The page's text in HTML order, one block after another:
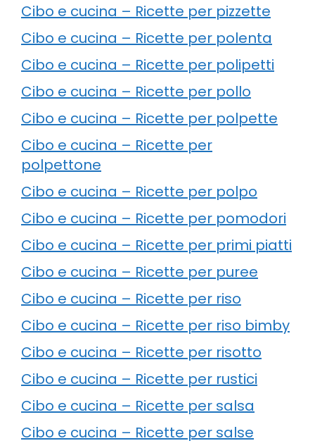
Cibo e cucina – Ricette per pizzette
Cibo e cucina – Ricette per polenta
Cibo e cucina – Ricette per polipetti
Cibo e cucina – Ricette per pollo
Cibo e cucina – Ricette per polpette
Cibo e cucina – Ricette per
polpettone
Cibo e cucina – Ricette per polpo
Cibo e cucina – Ricette per pomodori
Cibo e cucina – Ricette per primi piatti
Cibo e cucina – Ricette per puree
Cibo e cucina – Ricette per riso
Cibo e cucina – Ricette per riso bimby
Cibo e cucina – Ricette per risotto
Cibo e cucina – Ricette per rustici
Cibo e cucina – Ricette per salsa
Cibo e cucina – Ricette per salse